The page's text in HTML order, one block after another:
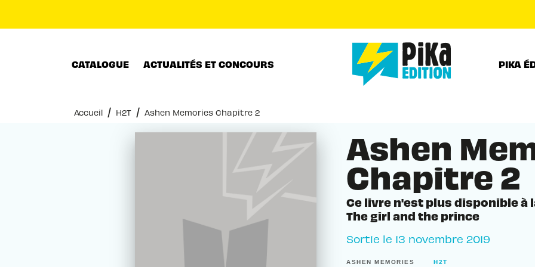
CATALOGUE ACTUALITÉS ET CONCOURS PIKA
Accueil / H2T / Ashen Memories Chapitre 2
Ashen
Chapitre 2
Ce livre n'est plus disponible à
The girl and the prince
Sortie le 13 novembre 2019
ASHEN MEMORIES H2T